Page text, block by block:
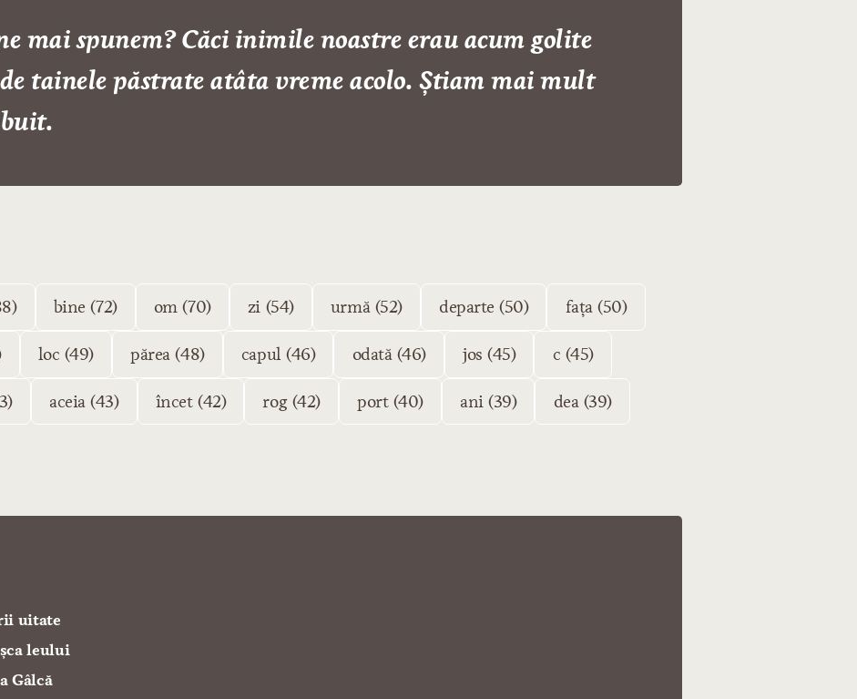
mai spunem? Căci inimile noastre erau acum golite
tainele păstrate atâta vreme acolo. Știam mai mult
bine (72) om (70) zi (54) urmă (52) departe (50) fața (50)
loc (49) părea (48) capul (46) odată (46) jos (45) c (45)
aceia (43) încet (42) rog (42) port (40) ani (39) dea (39)
uitate
leului
Gâlcă